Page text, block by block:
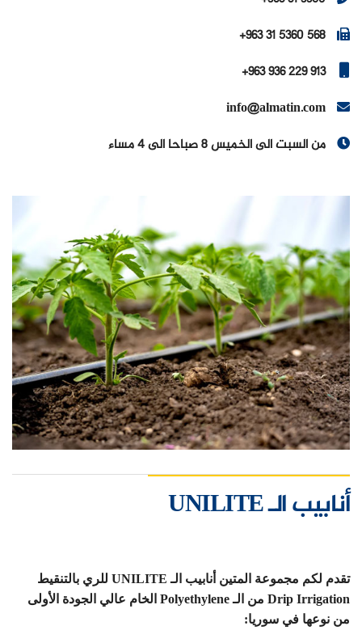
+963 31 5360 568
+963 936 229 913
info@almatin.com
من السبت الى الخميس 8 صباحا الى 4 مساء
أنابيب الـ UNILITE
تقدم لكم مجموعة المتين أنابيب الـ UNILITE للري بالتنقيط
Drip Irrigation من الـ Polyethylene الخام عالي الجودة الأولى
من نوعها في سوريا: